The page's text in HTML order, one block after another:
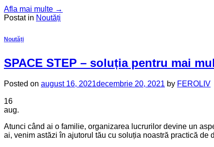
Afla mai multe →
Postat in Noutăți
Noutăți
SPACE STEP – soluția pentru mai
Posted on august 16, 2021decembrie 20, 2021 by FEROLIV
16
aug.
Atunci când ai o familie, organizarea lucrurilor devine un
ai, venim astăzi în ajutorul tău cu soluția noastră practică